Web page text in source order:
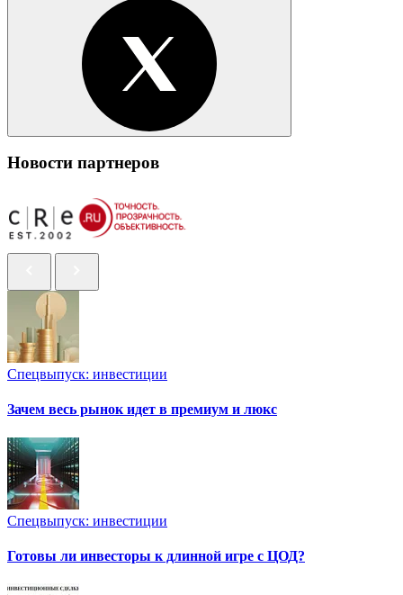
Новости партнеров
Спецвыпуск: инвестиции
Зачем весь рынок идет в премиум и люкс
Спецвыпуск: инвестиции
Готовы ли инвесторы к длинной игре с ЦОД?